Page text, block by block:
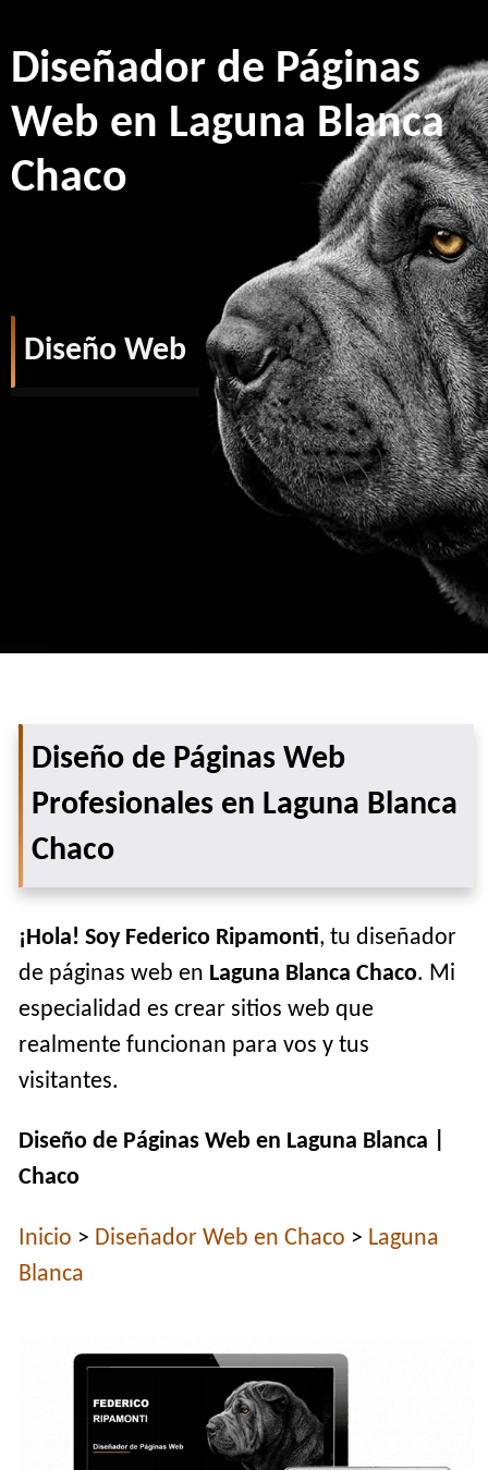
Diseñador de Páginas
Web en Laguna Blanca
Chaco
Diseño Web
Diseño de Páginas Web
Profesionales en Laguna Blanca
Chaco
¡Hola! Soy Federico Ripamonti, tu diseñador
de páginas web en Laguna Blanca Chaco. Mi
especialidad es crear sitios web que
realmente funcionan para vos y tus
visitantes.
Diseño de Páginas Web en Laguna Blanca |
Chaco
Inicio > Diseñador Web en Chaco > Laguna
Blanca